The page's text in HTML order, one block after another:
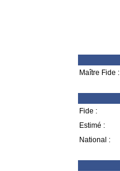
Maître Fide :
Fide :
Estimé :
National :